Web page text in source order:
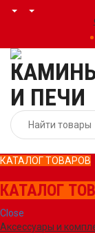
КАТАЛОГ ТОВАРОВ
КАТАЛОГ
Close
Аксессуары и